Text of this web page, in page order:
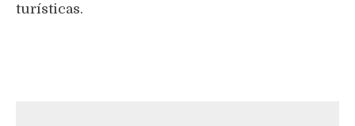
turísticas.